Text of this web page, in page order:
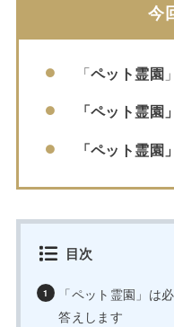
今
「ペット霊園
「ペット霊
「ペット霊園
目次
「ペット霊園」は
答えします